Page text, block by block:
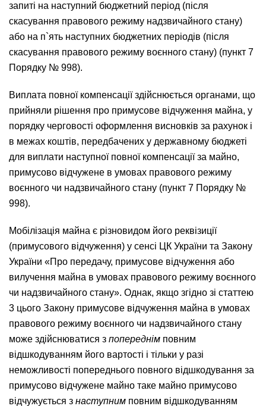
запиті на наступний бюджетний період (після
скасування правового режиму надзвичайного стану)
або на п`ять наступних бюджетних періодів (після
скасування правового режиму воєнного стану) (пункт 7
Порядку № 998).
Виплата повної компенсації здійснюється органами, що
прийняли рішення про примусове відчуження майна, у
порядку черговості оформлення висновків за рахунок і
в межах коштів, передбачених у державному бюджеті
для виплати наступної повної компенсації за майно,
примусово відчужене в умовах правового режиму
воєнного чи надзвичайного стану (пункт 7 Порядку №
998).
Мобілізація майна є різновидом його реквізиції
(примусового відчуження) у сенсі ЦК України та Закону
України «Про передачу, примусове відчуження або
вилучення майна в умовах правового режиму воєнного
чи надзвичайного стану». Однак, якщо згідно зі статтею
3 цього Закону примусове відчуження майна в умовах
правового режиму воєнного чи надзвичайного стану
може здійснюватися з попереднім повним
відшкодуванням його вартості і тільки у разі
неможливості попереднього повного відшкодування за
примусово відчужене майно таке майно примусово
відчужується з наступним повним відшкодуванням